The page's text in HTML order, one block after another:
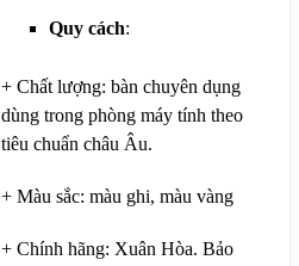
Quy cách:
+ Chất lượng: bàn chuyên dụng
dùng trong phòng máy tính theo
tiêu chuẩn châu Âu.
+ Màu sắc: màu ghi, màu vàng
+ Chính hãng: Xuân Hòa. Bảo